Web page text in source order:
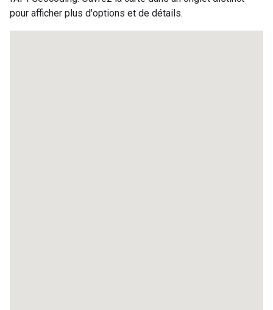
pour afficher plus d'options et de détails.